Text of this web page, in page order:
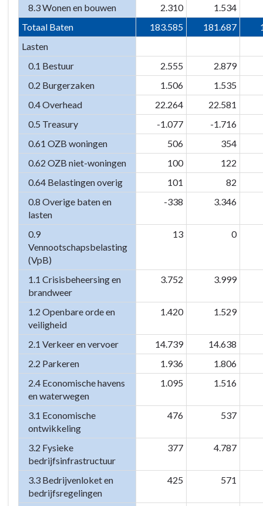
8.3 Wonen en bouwen 2.310
1.534
Totaal Baten
183.585 181.687
Lasten
0.1 Bestuur
2.555
2.879
0.2 Burgerzaken
1.506
1.535
0.4 Overhead
22.264
22.581
0.5 Treasury
-1.077
-1.716
0.61 OZB woningen
506
354
0.62 OZB niet-woningen
100
122
0.64 Belastingen overig
101
82
0.8 Overige baten en
lasten
-338 3.346
0.9
Vennootschapsbelasting
(VpB)
13 0
1.1 Crisisbeheersing en
brandweer
3.752 3.999
1.2 Openbare orde en
veiligheid
1.420 1.529
2.1 Verkeer en vervoer 14.739
14.638
2.2 Parkeren
1.936
1.806
2.4 Economische havens
en waterwegen
1.095 1.516
3.1 Economische
ontwikkeling
476 537
3.2 Fysieke
bedrijfsinfrastructuur
377 4.787
3.3 Bedrijvenloket en
bedrijfsregelingen
425 571